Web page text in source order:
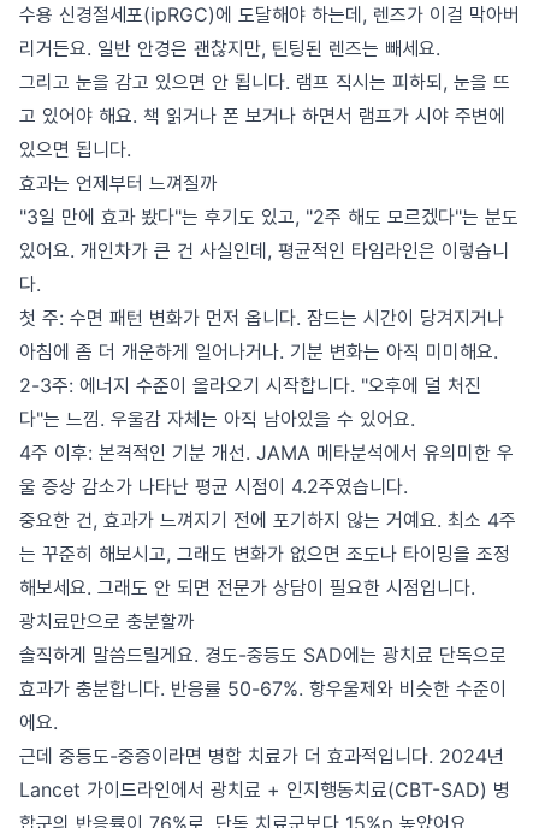
수용 신경절세포(ipRGC)에 도달해야 하는데, 렌즈가 이걸 막아버
리거든요. 일반 안경은 괜찮지만, 틴팅된 렌즈는 빼세요.
그리고 눈을 감고 있으면 안 됩니다. 램프 직시는 피하되, 눈을 뜨
고 있어야 해요. 책 읽거나 폰 보거나 하면서 램프가 시야 주변에
있으면 됩니다.
효과는 언제부터 느껴질까
"3일 만에 효과 봤다"는 후기도 있고, "2주 해도 모르겠다"는 분도
있어요. 개인차가 큰 건 사실인데, 평균적인 타임라인은 이렇습니
다.
첫 주: 수면 패턴 변화가 먼저 옵니다. 잠드는 시간이 당겨지거나
아침에 좀 더 개운하게 일어나거나. 기분 변화는 아직 미미해요.
2-3주: 에너지 수준이 올라오기 시작합니다. "오후에 덜 처진
다"는 느낌. 우울감 자체는 아직 남아있을 수 있어요.
4주 이후: 본격적인 기분 개선. JAMA 메타분석에서 유의미한 우
울 증상 감소가 나타난 평균 시점이 4.2주였습니다.
중요한 건, 효과가 느껴지기 전에 포기하지 않는 거예요. 최소 4주
는 꾸준히 해보시고, 그래도 변화가 없으면 조도나 타이밍을 조정
해보세요. 그래도 안 되면 전문가 상담이 필요한 시점입니다.
광치료만으로 충분할까
솔직하게 말씀드릴게요. 경도-중등도 SAD에는 광치료 단독으로
효과가 충분합니다. 반응률 50-67%. 항우울제와 비슷한 수준이
에요.
근데 중등도-중증이라면 병합 치료가 더 효과적입니다. 2024년
Lancet 가이드라인에서 광치료 + 인지행동치료(CBT-SAD) 병
합군의 반응률이 76%로, 단독 치료군보다 15%p 높았어요.